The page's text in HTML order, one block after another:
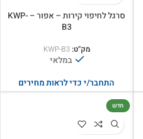
סרגל לחיפוי קירות – אפור – KWP-
B3
מק"ט: KWP-B3
במלאי
התחבר/י כדי לראות מחירים
חדש